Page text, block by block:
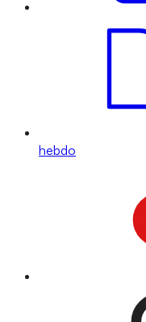
hebdo